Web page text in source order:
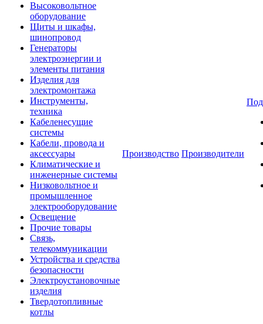
Высоковольтное
оборудование
Щиты и шкафы,
шинопровод
Генераторы
электроэнергии и
элементы питания
Изделия для
электромонтажа
Инструменты,
техника
Кабеленесущие
системы
Кабели, провода и
аксессуары
Климатические и
инженерные системы
Низковольтное и
промышленное
электрооборудование
Освещение
Прочие товары
Связь,
телекоммуникации
Устройства и средства
безопасности
Электроустановочные
изделия
Твердотопливные
котлы
Производство Производители